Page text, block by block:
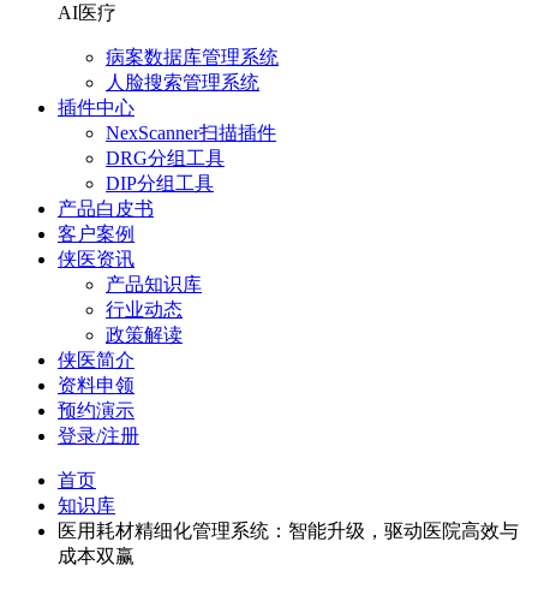
AI医疗
病案数据库管理系统
人脸搜索管理系统
插件中心
NexScanner扫描插件
DRG分组工具
DIP分组工具
产品白皮书
客户案例
侠医资讯
产品知识库
行业动态
政策解读
侠医简介
资料申领
预约演示
登录/注册
首页
知识库
医用耗材精细化管理系统：智能升级，驱动医院高效与
成本双赢